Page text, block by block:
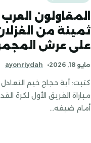
المقاولون
ثمينة من
على عرش
مايو 18, 2026 ayonriydah
كتبت: آية حجاج خيم التعادل
مباراة الفريق الأول لكرة
أمام ضيفه…